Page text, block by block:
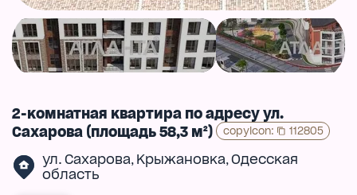
2-комнатная квартира по адресу ул.
Сахарова (площадь 58,3 м²)
copyIcon: 112805
ул. Сахарова, Крыжановка,Одесская
область